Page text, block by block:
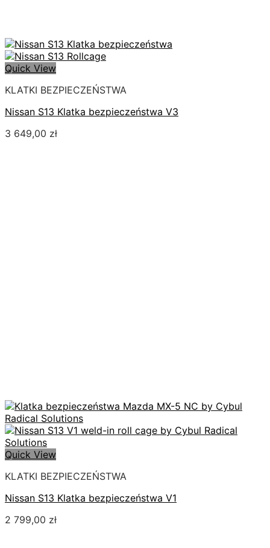
Quick View
KLATKI BEZPIECZEŃSTWA
Nissan S13 Klatka bezpieczeństwa V3
3 649,00 zł
Quick View
KLATKI BEZPIECZEŃSTWA
Nissan S13 Klatka bezpieczeństwa V1
2 799,00 zł